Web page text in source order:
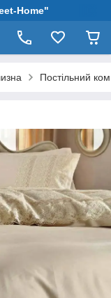
Home"
Постільний